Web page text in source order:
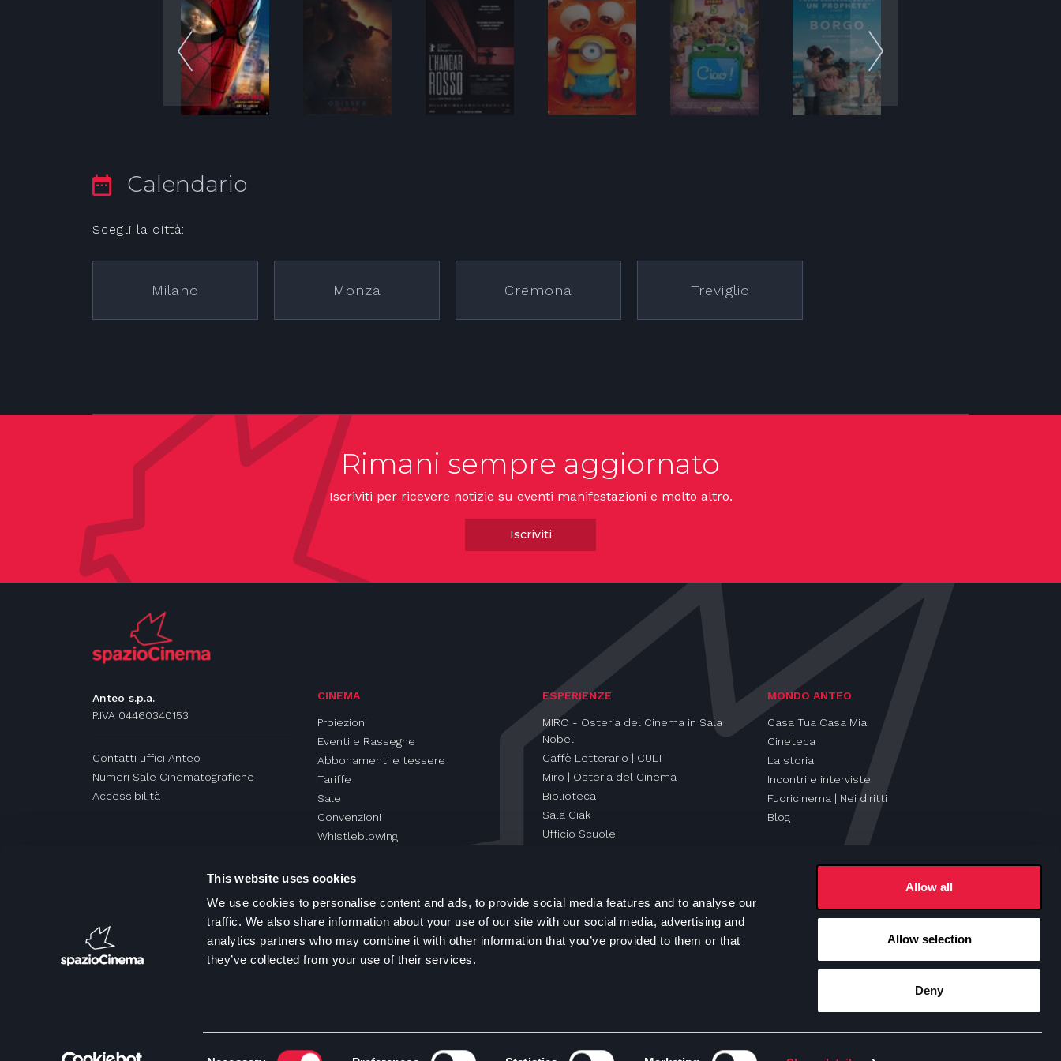
This website uses cookies
We use cookies to personalise content and ads, to provide social media features and to analyse our
traffic. We also share information about your use of our site with our social media, advertising and
analytics partners who may combine it with other information that you’ve provided to them or that
they’ve collected from your use of their services.
Allow all
Allow selection
Deny
Calendario
Scegli la città:
Milano Monza Cremona Treviglio
Rimani sempre aggiornato
Iscriviti per ricevere notizie su eventi manifestazioni e molto altro.
Iscriviti
Anteo s.p.a.
P.IVA 04460340153
Contatti uffici Anteo
Numeri Sale Cinematografiche
Accessibilità
CINEMA
Proiezioni
Eventi e Rassegne
Abbonamenti e tessere
Tariffe
Sale
Convenzioni
Whistleblowing
ESPERIENZE
MIRO - Osteria del Cinema in Sala
Nobel
Caffè Letterario | CULT
Miro | Osteria del Cinema
Biblioteca
Sala Ciak
Ufficio Scuole
MONDO ANTEO
Casa Tua Casa Mia
Cineteca
La storia
Incontri e interviste
Fuoricinema | Nei diritti
Blog